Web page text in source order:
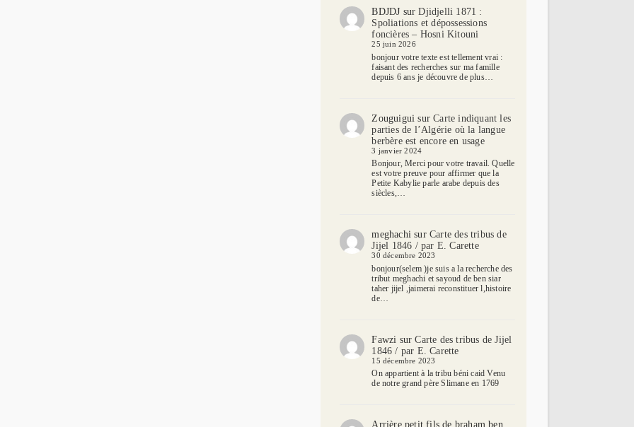
BDJDJ surDjidjelli 1871 :
Spoliations et dépossessions
foncières – Hosni Kitouni
25 juin 2026
bonjour votre texte est tellement vrai :
faisant des recherches sur ma famille
depuis 6 ans je découvre de plus…
Zouguigui surCarte indiquant les
parties de l’Algérie où la langue
berbère est encore en usage
3 janvier 2024
Bonjour, Merci pour votre travail. Quelle
est votre preuve pour affirmer que la
Petite Kabylie parle arabe depuis des
siècles,…
meghachisur Carte des tribus de
Jijel 1846 / par E. Carette
30 décembre 2023
bonjour(selem )je suis a la recherche des
tribut meghachi et sayoud de ben siar
taher jijel ,jaimerai reconstituer l,histoire
de…
Fawzi surCarte des tribus de Jijel
1846 / par E. Carette
15 décembre 2023
On appartient à la tribu béni caid Venu
de notre grand père Slimane en 1769
Arrière petit fils de braham ben